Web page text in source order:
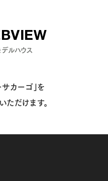
ルハウス
カーゴ」を
だけます。